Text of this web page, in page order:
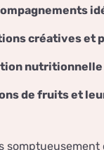
créatives et
nutritionnelle
de fruits et